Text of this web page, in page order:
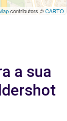
contributors ©CARTO
a sua